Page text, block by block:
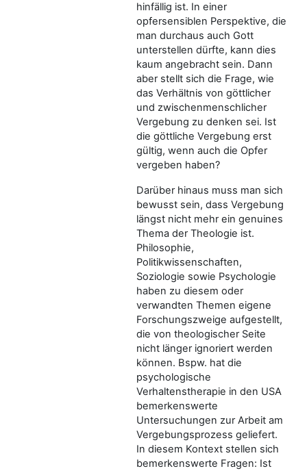
hinfällig ist. In einer
opfersensiblen Perspektive, die
man durchaus auch Gott
unterstellen dürfte, kann dies
kaum angebracht sein. Dann
aber stellt sich die Frage, wie
das Verhältnis von göttlicher
und zwischenmenschlicher
Vergebung zu denken sei. Ist
die göttliche Vergebung erst
gültig, wenn auch die Opfer
vergeben haben?
Darüber hinaus muss man sich
bewusst sein, dass Vergebung
längst nicht mehr ein genuines
Thema der Theologie ist.
Philosophie,
Politikwissenschaften,
Soziologie sowie Psychologie
haben zu diesem oder
verwandten Themen eigene
Forschungszweige aufgestellt,
die von theologischer Seite
nicht länger ignoriert werden
können. Bspw. hat die
psychologische
Verhaltenstherapie in den USA
bemerkenswerte
Untersuchungen zur Arbeit am
Vergebungsprozess geliefert.
In diesem Kontext stellen sich
bemerkenswerte Fragen: Ist